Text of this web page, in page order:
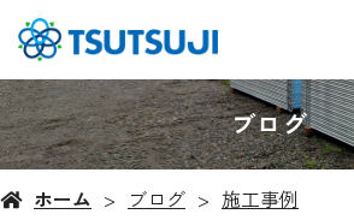
ブログ
ホーム ブログ
施工事例